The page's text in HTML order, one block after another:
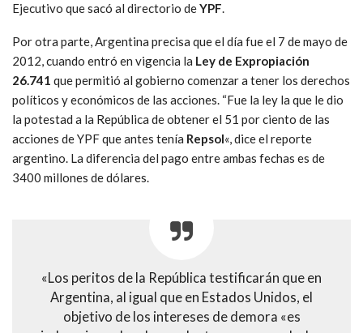
Ejecutivo que sacó al directorio deYPF.
Por otra parte, Argentina precisa que el día fue el 7 de mayo de
2012, cuando entró en vigencia la Ley de Expropiación
26.741 que permitió al gobierno comenzar a tener los derechos
políticos y económicos de las acciones. “Fue la ley la que le dio
la potestad a la República de obtener el 51 por ciento de las
acciones de YPF que antes tenía Repsol«, dice el reporte
argentino. La diferencia del pago entre ambas fechas es de
3400 millones de dólares.
«Los peritos de la República testificarán que en
Argentina, al igual que en Estados Unidos, el
objetivo de los intereses de demora «es